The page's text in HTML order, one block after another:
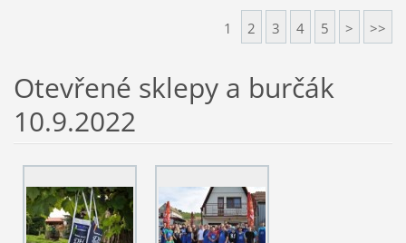
1 2 3 4 5 > >>
Otevřené sklepy a burčák
10.9.2022